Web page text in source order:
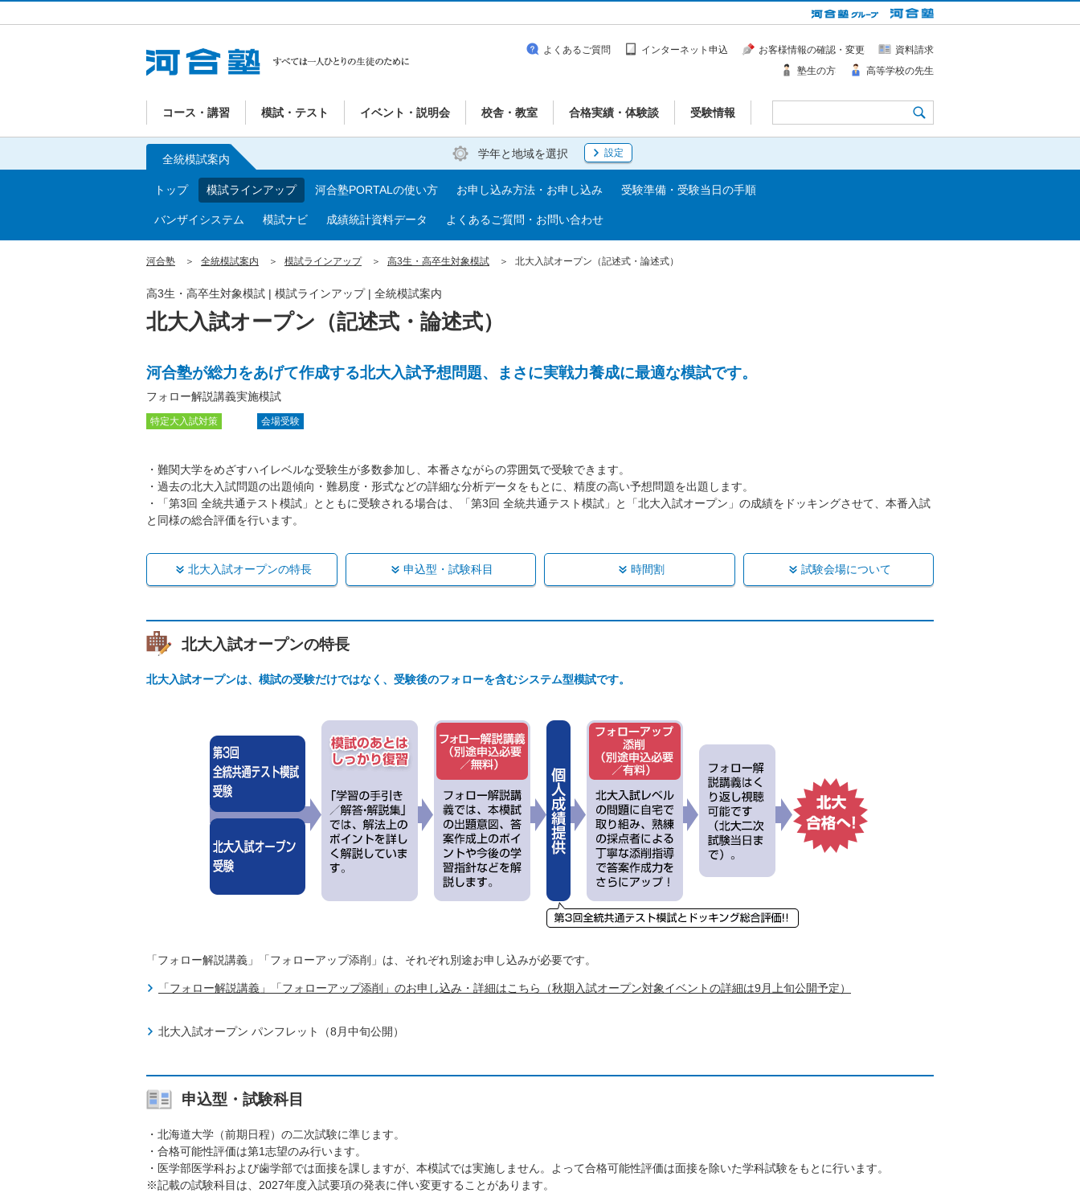
コース・講習 模試・テスト イベント・説明会 校舎・教室 合格実績・体験談 受験情報
よくあるご質問 インターネット申込 お客様情報の確認・変更
資料請求
塾生の方
高等学校の先生
学年と地域を選択 設定
全統模試案内
トップ 模試ラインアップ 河合塾PORTALの使い方 お申し込み方法・お申し込み 受験準備・受験当日の手順
バンザイシステム 模試ナビ 成績統計資料データ よくあるご質問・お問い合わせ
河合塾 全統模試案内 模試ラインアップ 高3生・高卒生対象模試 北大入試オープン（記述式・論述式）
北大入試オープン（記述式・論述式）
高3生・高卒生対象模試 | 模試ラインアップ | 全統模試案内
河合塾が総力をあげて作成する北大入試予想問題、まさに実戦力養成に最適な模試です。
フォロー解説講義実施模試
特定大入試対策 会場受験
・難関大学をめざすハイレベルな受験生が多数参加し、本番さながらの雰囲気で受験できます。
・過去の北大入試問題の出題傾向・難易度・形式などの詳細な分析データをもとに、精度の高い予想問題を出題します。
・「第3回 全統共通テスト模試」とともに受験される場合は、「第3回 全統共通テスト模試」と「北大入試オープン」の成績をドッキングさせて、本番入試
と同様の総合評価を行います。
北大入試オープンの特長 申込型・試験科目 時間割 試験会場について
北大入試オープンの特長
北大入試オープンは、模試の受験だけではなく、受験後のフォローを含むシステム型模試です。
「フォロー解説講義」「フォローアップ添削」は、それぞれ別途お申し込みが必要です。
「フォロー解説講義」「フォローアップ添削」のお申し込み・詳細はこちら（秋期入試オープン対象イベントの詳細は9月上旬公開予定）
北大入試オープン パンフレット（8月中旬公開）
申込型・試験科目
・北海道大学（前期日程）の二次試験に準じます。
・合格可能性評価は第1志望のみ行います。
・医学部医学科および歯学部では面接を課しますが、本模試では実施しません。よって合格可能性評価は面接を除いた学科試験をもとに行います。
※記載の試験科目は、2027年度入試要項の発表に伴い変更することがあります。